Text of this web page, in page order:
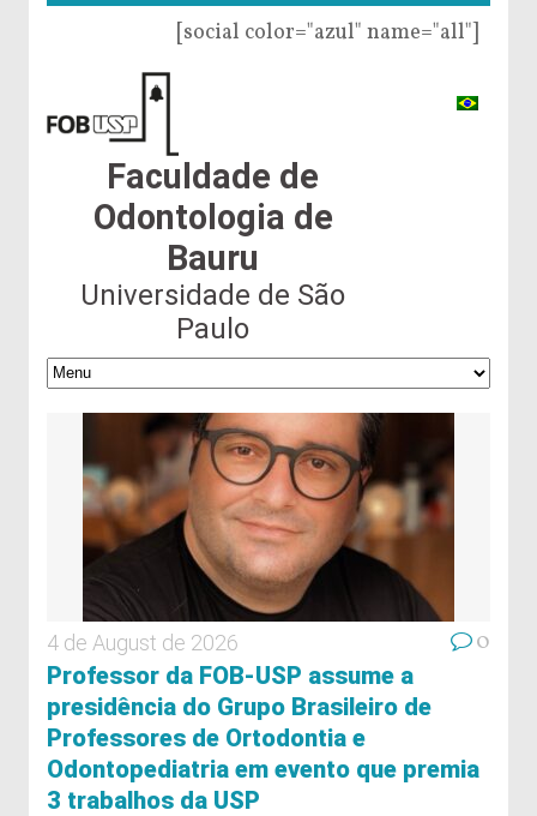
[social color="azul" name="all"]
Faculdade de
Odontologia de
Bauru
Universidade de São
Paulo
4 de August de 2026 0
Professor da FOB-USP assume a
presidência do Grupo Brasileiro de
Professores de Ortodontia e
Odontopediatria em evento que premia
3 trabalhos da USP